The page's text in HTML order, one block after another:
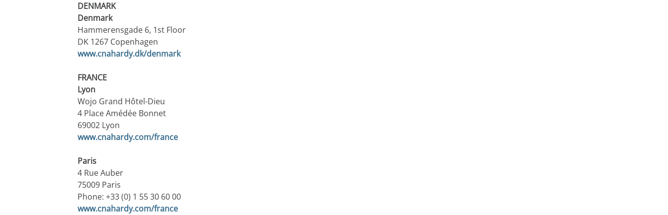
DENMARK
Denmark
Hammerensgade 6, 1st Floor
DK 1267 Copenhagen
www.cnahardy.dk/denmark
FRANCE
Lyon
Wojo Grand Hôtel-Dieu
4 Place Amédée Bonnet
69002 Lyon
www.cnahardy.com/france
Paris
4 Rue Auber
75009 Paris
Phone: +33 (0) 1 55 30 60 00
www.cnahardy.com/france